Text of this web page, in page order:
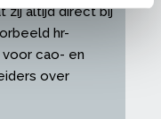
zij altijd direct bij
hr-
cao- en
over